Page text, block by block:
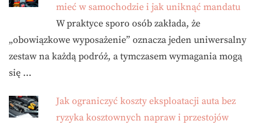
mieć w samochodzie i jak uniknąć mandatu
W praktyce sporo osób zakłada, że
„obowiązkowe wyposażenie” oznacza jeden uniwersalny
zestaw na każdą podróż, a tymczasem wymagania mogą
się …
Jak ograniczyć koszty eksploatacji auta bez
ryzyka kosztownych napraw i przestojów